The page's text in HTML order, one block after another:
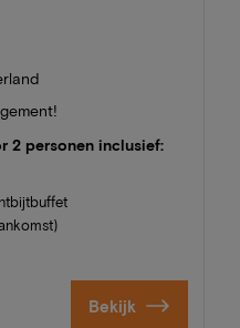
2 personen inclusief:
Bekijk